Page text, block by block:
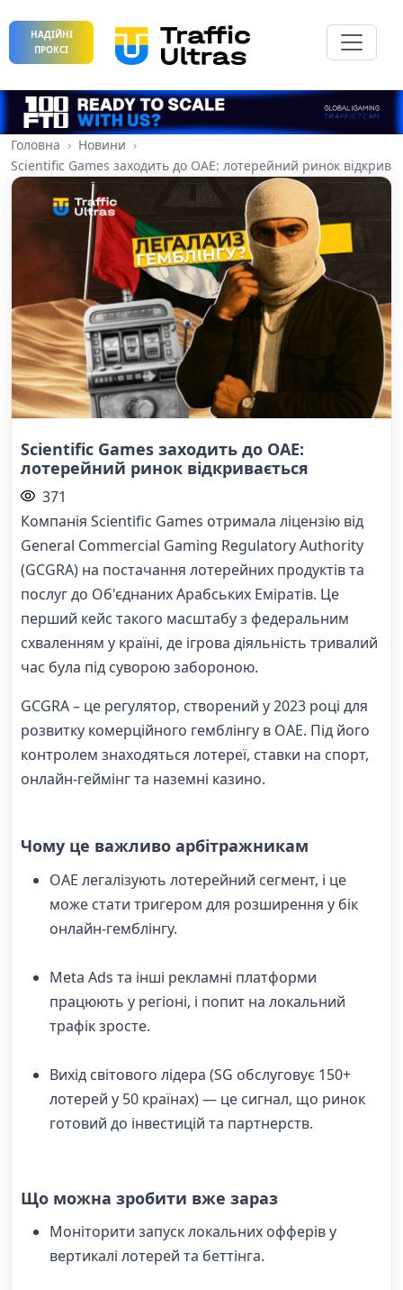
НАДІЙНІ
ПРОКСІ
Головна
Новини
Scientific Games заходить до ОАЕ: лотерейний ринок
Scientific Games заходить до ОАЕ:
лотерейний ринок відкривається
371
Компанія Scientific Games отримала ліцензію від
General Commercial Gaming Regulatory Authority
(GCGRA) на постачання лотерейних продуктів та
послуг до Об'єднаних Арабських Еміратів. Це
перший кейс такого масштабу з федеральним
схваленням у країні, де ігрова діяльність тривалий
час була під суворою забороною.
GCGRA – це регулятор, створений у 2023 році для
розвитку комерційного гемблінгу в ОАЕ. Під його
контролем знаходяться лотереї, ставки на спорт,
онлайн-геймінг та наземні казино.
Чому це важливо арбітражникам
ОАЕ легалізують лотерейний сегмент, і це
може стати тригером для розширення у бік
онлайн-гемблінгу.
Meta Ads та інші рекламні платформи
працюють у регіоні, і попит на локальний
трафік зросте.
Вихід світового лідера (SG обслуговує 150+
лотерей у 50 країнах) — це сигнал, що ринок
готовий до інвестицій та партнерств.
Що можна зробити вже зараз
Моніторити запуск локальних офферів у
вертикалі лотерей та беттінга.